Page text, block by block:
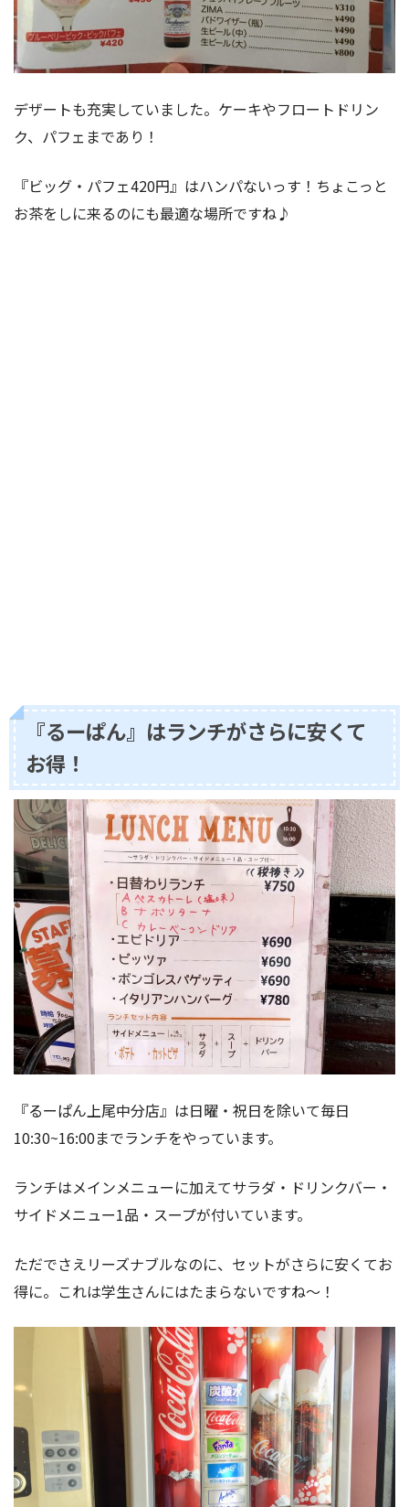
デザートも充実していました。ケーキやフロートドリン
ク、パフェまであり！
『ビッグ・パフェ420円』はハンパないっす！ちょこっと
お茶をしに来るのにも最適な場所ですね♪
『るーぱん』はランチがさらに安くて
お得！
『るーぱん上尾中分店』は日曜・祝日を除いて毎日
10:30~16:00までランチをやっています。
ランチはメインメニューに加えてサラダ・ドリンクバー・
サイドメニュー1品・スープが付いています。
ただでさえリーズナブルなのに、セットがさらに安くてお
得に。これは学生さんにはたまらないですね〜！